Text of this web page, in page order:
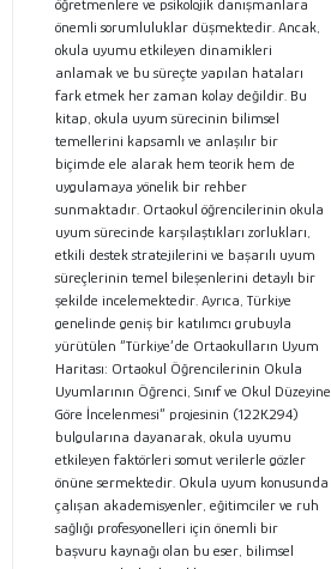
öğretmenlere ve psikolojik danışmanlara
önemli sorumluluklar düşmektedir. Ancak,
okula uyumu etkileyen dinamikleri
anlamak ve bu süreçte yapılan hataları
fark etmek her zaman kolay değildir. Bu
kitap, okula uyum sürecinin bilimsel
temellerini kapsamlı ve anlaşılır bir
biçimde ele alarak hem teorik hem de
uygulamaya yönelik bir rehber
sunmaktadır. Ortaokul öğrencilerinin okula
uyum sürecinde karşılaştıkları zorlukları,
etkili destek stratejilerini ve başarılı uyum
süreçlerinin temel bileşenlerini detaylı bir
şekilde incelemektedir. Ayrıca, Türkiye
genelinde geniş bir katılımcı grubuyla
yürütülen “Türkiye’de Ortaokulların Uyum
Haritası: Ortaokul Öğrencilerinin Okula
Uyumlarının Öğrenci, Sınıf ve Okul Düzeyine
Göre İncelenmesi” projesinin (122K294)
bulgularına dayanarak, okula uyumu
etkileyen faktörleri somut verilerle gözler
önüne sermektedir. Okula uyum konusunda
çalışan akademisyenler, eğitimciler ve ruh
sağlığı profesyonelleri için önemli bir
başvuru kaynağı olan bu eser, bilimsel